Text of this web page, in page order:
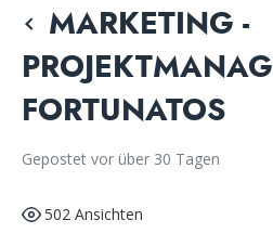
MARKETING -
FORTUNATOS
Gepostet vor über 30 Tagen
502 Ansichten